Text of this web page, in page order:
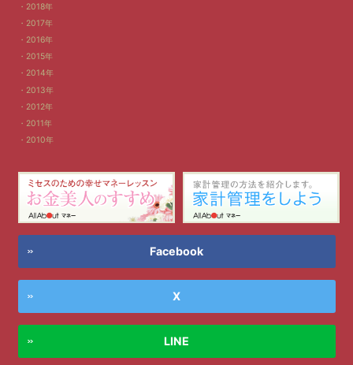
2018年
2017年
2016年
2015年
2014年
2013年
2012年
2011年
2010年
Facebook
X
LINE